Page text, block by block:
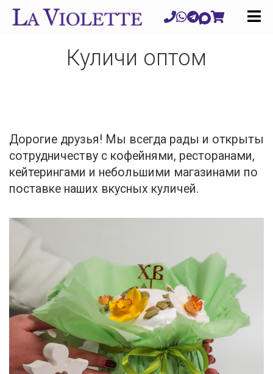
Куличи оптом
Дорогие друзья! Мы всегда рады и открыты
сотрудничеству с кофейнями, ресторанами,
кейтерингами и небольшими магазинами по
поставке наших вкусных куличей.